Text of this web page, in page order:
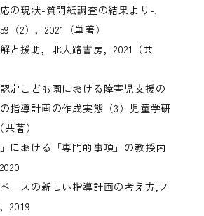
の現状-質問紙調査の結果より-，
（2），2021（単著）
と援助，北大路書房，2021（共
定こども園における障害児支援の
指導計画の作成実態（3）児童学研
著）
における「専門的事項」の教授内
ースの新しい指導計画の考え方,フ
2019